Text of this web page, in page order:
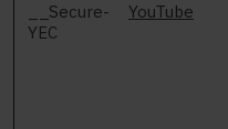
__Secure-
YEC
YouTube